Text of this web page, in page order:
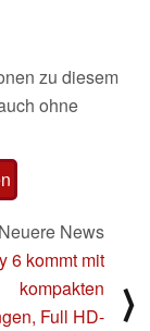
zu diesem
ohne
Neuere News
6 kommt mit
kompakten
Full HD-
⟩